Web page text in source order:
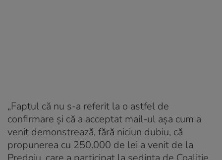
„Faptul că nu s-a referit la o astfel de
confirmare și că a acceptat mail-ul așa cum a
venit demonstrează, fără niciun dubiu, că
propunerea cu 250.000 de lei a venit de la